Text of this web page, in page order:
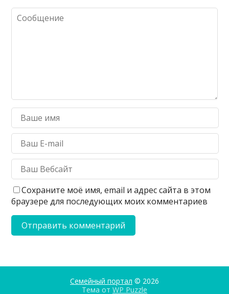
Сохраните моё имя, email и адрес сайта в этом
браузере для последующих моих комментариев
Семейный портал © 2026
Тема от WP Puzzle